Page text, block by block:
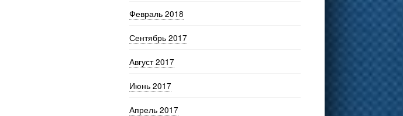
Февраль 2018
Сентябрь 2017
Август 2017
Июнь 2017
Апрель 2017